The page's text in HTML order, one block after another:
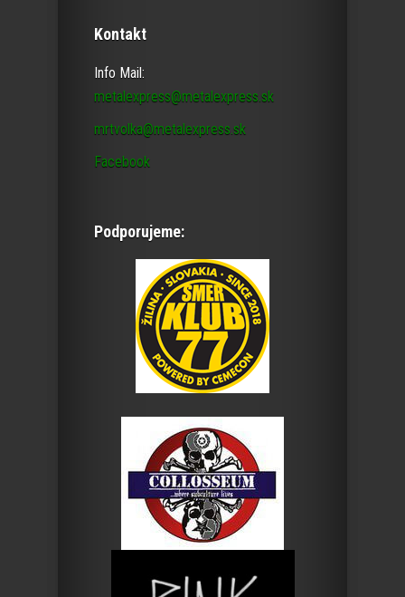
Kontakt
Info Mail:
metalexpress@metalexpress.sk
mrtvolka@metalexpress.sk
Facebook
Podporujeme: